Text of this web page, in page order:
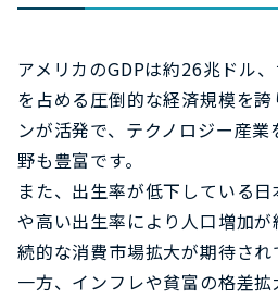
アメリカのGDPは約26兆ドル
を占める圧倒的な経済規模を誇
ンが活発で、テクノロジー産
野も豊富です。
また、出生率が低下している
や高い出生率により人口増加
続的な消費市場拡大が期待され
一方、インフレや貧富の格差